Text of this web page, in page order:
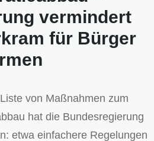
vermindert
für Bürger
von Maßnahmen zum
hat die Bundesregierung
etwa einfachere Regelungen